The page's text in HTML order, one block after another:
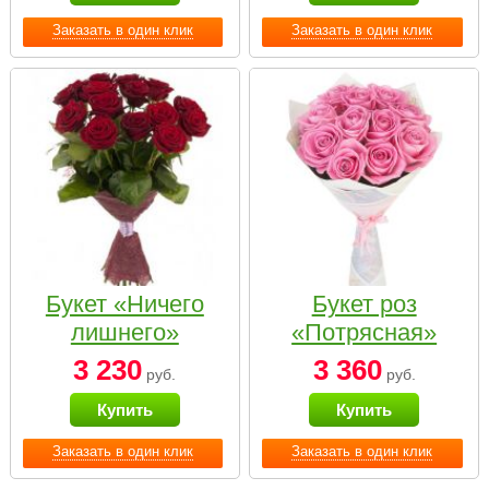
Заказать в один клик Заказать в один клик
Заказать в один клик
Букет «Ничего
лишнего»
3 230 руб.
Купить
Заказать в один клик
Букет роз
«Потрясная»
3 360руб.
Купить